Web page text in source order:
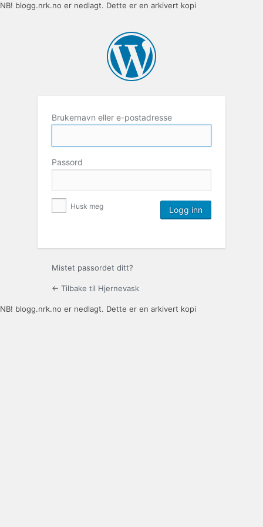
NB! blogg.nrk.no er nedlagt. Dette er en arkivert kopi
Brukernavn eller e-postadresse
Passord
Husk meg
Mistet passordet ditt?
← Tilbake til Hjernevask
NB! blogg.nrk.no er nedlagt. Dette er en arkivert kopi